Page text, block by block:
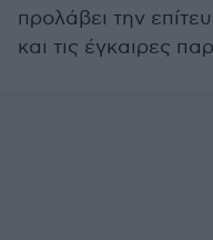
προλάβει την
και τις έγκαιρες